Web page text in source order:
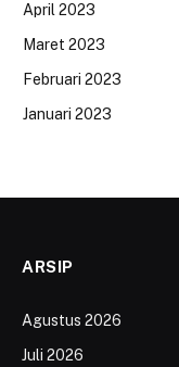
April 2023
Maret 2023
Februari 2023
Januari 2023
ARSIP
Agustus 2026
Juli 2026